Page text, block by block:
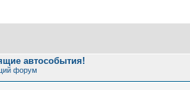
автособытия!
форум